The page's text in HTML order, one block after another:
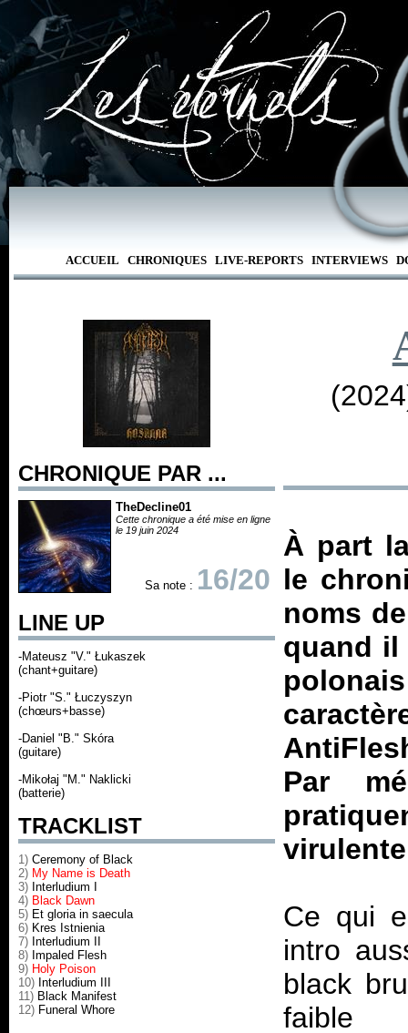
ACCUEIL CHRONIQUES LIVE-REPORTS INTERVIEWS
CHRONIQUE PAR ...
TheDecline01
Cette chronique a été mise en ligne
le 19 juin 2024
Sa note : 16/20
LINE UP
-Mateusz "V." Łukaszek
(chant+guitare)
-Piotr "S." Łuczyszyn
(chœurs+basse)
-Daniel "B." Skóra
(guitare)
-Mikołaj "M." Naklicki
(batterie)
TRACKLIST
1) Ceremony of Black
2) My Name is Death
3) Interludium I
4) Black Dawn
5) Et gloria in saecula
6) Kres Istnienia
7) Interludium II
8) Impaled Flesh
9) Holy Poison
10) Interludium III
11) Black Manifest
12) Funeral Whore
À part
le
noms
quand il
Par
Ce qui
intro
black
faible